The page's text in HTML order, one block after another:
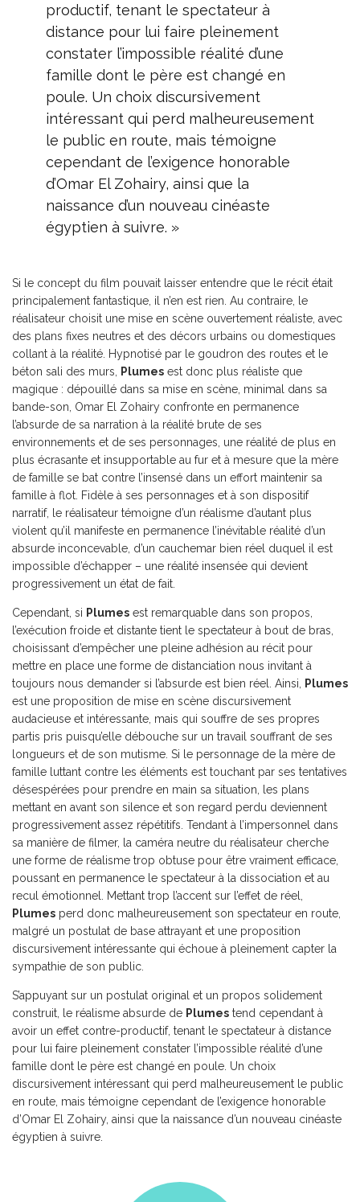
productif, tenant le spectateur à
distance pour lui faire pleinement
constater l’impossible réalité d’une
famille dont le père est changé en
poule. Un choix discursivement
intéressant qui perd malheureusement
le public en route, mais témoigne
cependant de l’exigence honorable
d’Omar El Zohairy, ainsi que la
naissance d’un nouveau cinéaste
égyptien à suivre. »
Si le concept du film pouvait laisser entendre que le récit était
principalement fantastique, il n’en est rien. Au contraire, le
réalisateur choisit une mise en scène ouvertement réaliste, avec
des plans fixes neutres et des décors urbains ou domestiques
collant à la réalité. Hypnotisé par le goudron des routes et le
béton sali des murs,
Plumes est donc plus réaliste que
magique : dépouillé dans sa mise en scène, minimal dans sa
bande-son, Omar El Zohairy confronte en permanence
l’absurde de sa narration à la réalité brute de ses
environnements et de ses personnages, une réalité de plus en
plus écrasante et insupportable au fur et à mesure que la mère
de famille se bat contre l’insensé dans un effort maintenir sa
famille à flot. Fidèle à ses personnages et à son dispositif
narratif, le réalisateur témoigne d’un réalisme d’autant plus
violent qu’il manifeste en permanence l’inévitable réalité d’un
absurde inconcevable, d’un cauchemar bien réel duquel il est
impossible d’échapper – une réalité insensée qui devient
progressivement un état de fait.
Cependant, si Plumes est remarquable dans son propos,
l’exécution froide et distante tient le spectateur à bout de bras,
choisissant d’empêcher une pleine adhésion au récit pour
mettre en place une forme de distanciation nous invitant à
toujours nous demander si l’absurde est bien réel. Ainsi,
Plumes
est une proposition de mise en scène discursivement
audacieuse et intéressante, mais qui souffre de ses propres
partis pris puisqu’elle débouche sur un travail souffrant de ses
longueurs et de son mutisme. Si le personnage de la mère de
famille luttant contre les éléments est touchant par ses tentatives
désespérées pour prendre en main sa situation, les plans
mettant en avant son silence et son regard perdu deviennent
progressivement assez répétitifs. Tendant à l’impersonnel dans
sa manière de filmer, la caméra neutre du réalisateur cherche
une forme de réalisme trop obtuse pour être vraiment efficace,
poussant en permanence le spectateur à la dissociation et au
recul émotionnel. Mettant trop l’accent sur l’effet de réel,
Plumes perd donc malheureusement son spectateur en route,
malgré un postulat de base attrayant et une proposition
discursivement intéressante qui échoue à pleinement capter la
sympathie de son public.
S’appuyant sur un postulat original et un propos solidement
construit, le réalisme absurde de Plumes tend cependant à
avoir un effet contre-productif, tenant le spectateur à distance
pour lui faire pleinement constater l’impossible réalité d’une
famille dont le père est changé en poule. Un choix
discursivement intéressant qui perd malheureusement le public
en route, mais témoigne cependant de l’exigence honorable
d’Omar El Zohairy, ainsi que la naissance d’un nouveau cinéaste
égyptien à suivre.